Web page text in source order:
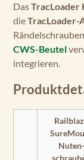
DasTracLoader
dieTracLoader-
CWS-Beutel
integrieren.
Nuten­